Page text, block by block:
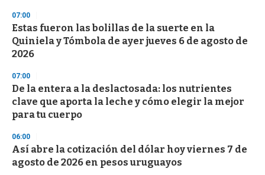
07:00
Estas fueron las bolillas de la suerte en la
Quiniela y Tómbola de ayer jueves 6 de agosto de
2026
07:00
De la entera a la deslactosada: los nutrientes
clave que aporta la leche y cómo elegir la mejor
para tu cuerpo
06:00
Así abre la cotización del dólar hoy viernes 7 de
agosto de 2026 en pesos uruguayos